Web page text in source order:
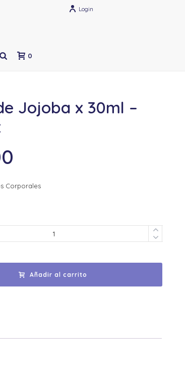
Login
0
Jojoba x 30ml –
Corporales
Añadir al carrito